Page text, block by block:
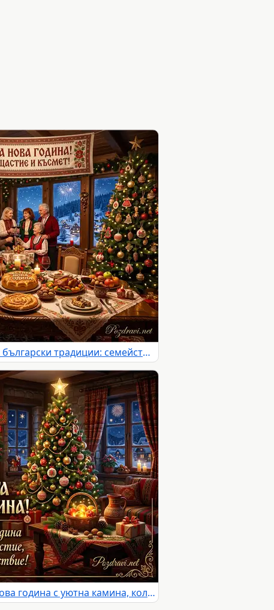
Празнична Нова година с български традиции: семейство, уют, богата трапеза и зимна магия.
Празнична картичка за Нова година с уютна камина, коледна елха и пожелания